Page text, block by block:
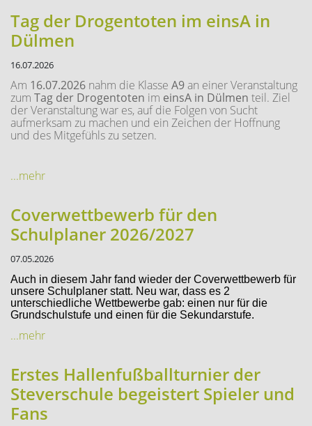
Tag der Drogentoten im einsA in
Dülmen
16.07.2026
Am 16.07.2026 nahm die Klasse A9an einer Veranstaltung
zum Tag der Drogentoten im einsA in Dülmen teil. Ziel
der Veranstaltung war es, auf die Folgen von Sucht
aufmerksam zu machen und ein Zeichen der Hoffnung
und des Mitgefühls zu setzen.
...mehr
Coverwettbewerb für den
Schulplaner 2026/2027
07.05.2026
Auch in diesem Jahr fand wieder der Coverwettbewerb für
unsere Schulplaner statt. Neu war, dass es 2
unterschiedliche Wettbewerbe gab: einen nur für die
Grundschulstufe und einen für die Sekundarstufe.
...mehr
Erstes Hallenfußballturnier der
Steverschule begeistert Spieler und
Fans